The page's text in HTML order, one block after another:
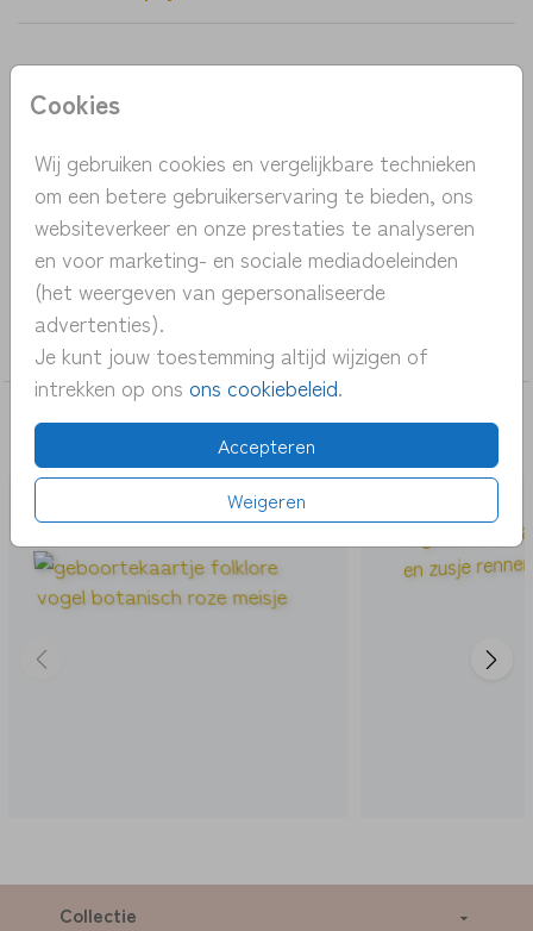
Cookies
Wij gebruiken cookies en vergelijkbare technieken
om een betere gebruikerservaring te bieden, ons
websiteverkeer en onze prestaties te analyseren
en voor marketing- en sociale mediadoeleinden
(het weergeven van gepersonaliseerde
advertenties).
Je kunt jouw toestemming altijd wijzigen of
intrekken op ons ons cookiebeleid.
Accepteren
Weigeren
Productinformatie
Een prachtig geboortekaartje met een wiegje. Het
wiegje staat in het bos, tussen twee bomen. Een
mooi botanisch geboortekaartje.
COLLECTIE
meisje
DEZE KAARTEN VIND JE MISSCHIEN OOK
LEUK
Collectie